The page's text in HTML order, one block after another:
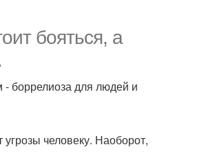
бояться, а
- боррелиоза для людей и
человеку. Наоборот,